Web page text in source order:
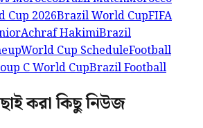
Cup 2026Brazil World CupFIFA
Achraf HakimiBrazil
World Cup ScheduleFootball
C World CupBrazil Football
করা কিছু নিউজ